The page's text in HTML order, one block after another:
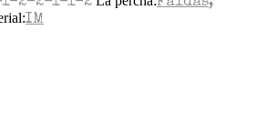
2-2-1-1-2 Faldas,
IM